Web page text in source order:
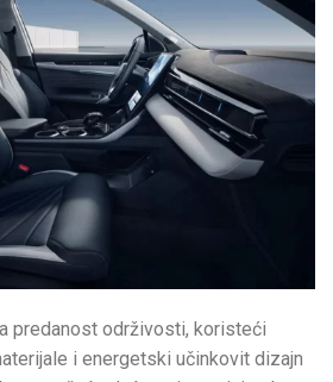
predanost održivosti, koristeći
i energetski učinkovit dizajn